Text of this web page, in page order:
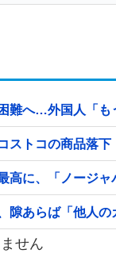
難へ…外国人「も
ストコの商品落
高に、「ノージ
隙あらば「他人
せん